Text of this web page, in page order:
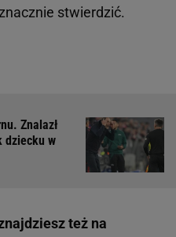
stwierdzić.
Znalazł
dziecku w
też na